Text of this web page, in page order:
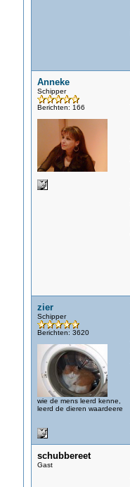
Anneke
Schipper
Berichten: 166
zier
Schipper
Berichten: 3620
wie de mens leerd kenne,
leerd de dieren waardeere
schubbereet
Gast